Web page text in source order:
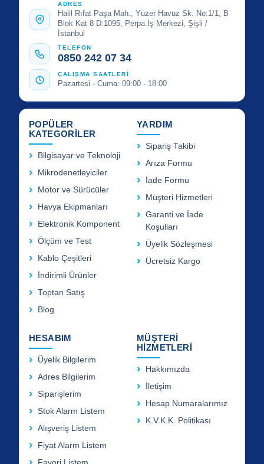
ADRES
Halil Rıfat Paşa Mah., Yüzer Havuz Sk. No:1/1, B
Blok Kat 8 D:1095, Perpa İş Merkezi, Şişli /
İstanbul
TELEFON
0850 242 07 34
ÇALIŞMA SAATLERİ
Pazartesi - Cuma: 09:00 - 18:00
POPÜLER
KATEGORİLER
Bilgisayar ve Teknoloji
Mikrodenetleyiciler
Motor ve Sürücüler
Havya Ekipmanları
Elektronik Komponent
Ölçüm ve Test
Kablo Çeşitleri
İndirimli Ürünler
Toptan Satış
Blog
YARDIM
Sipariş Takibi
Arıza Formu
İade Formu
Müşteri Hizmetleri
Garanti ve İade
Koşulları
Üyelik Sözleşmesi
Ücretsiz Kargo
HESABIM
Üyelik Bilgilerim
Adres Bilgilerim
Siparişlerim
Stok Alarm Listem
Alışveriş Listem
Fiyat Alarm Listem
MÜŞTERİ
HİZMETLERİ
Hakkımızda
İletişim
Hesap Numaralarımız
K.V.K.K. Politikası